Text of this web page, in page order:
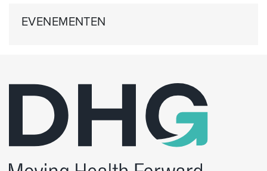
EVENEMENTEN